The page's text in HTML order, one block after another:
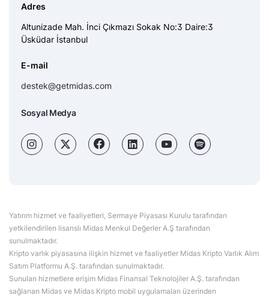
Adres
Altunizade Mah. İnci Çıkmazı Sokak No:3 Daire:3
Üsküdar İstanbul
E-mail
destek@getmidas.com
Sosyal Medya
Yatırım hizmet ve faaliyetleri, Sermaye Piyasası Kurulu tarafından
yetkilendirilen lisanslı Midas Menkul Değerler A.Ş tarafından
sunulmaktadır.
Kripto varlık piyasasına ilişkin hizmet ve faaliyetler Midas Kripto Varlık Alım
Satım Platformu A.Ş. tarafından sunulmaktadır.
Sunulan hizmetlere erişim Midas Finansal Teknolojiler A.Ş. tarafından
sağlanan Midas ve Midas Kripto mobil uygulamaları üzerinden